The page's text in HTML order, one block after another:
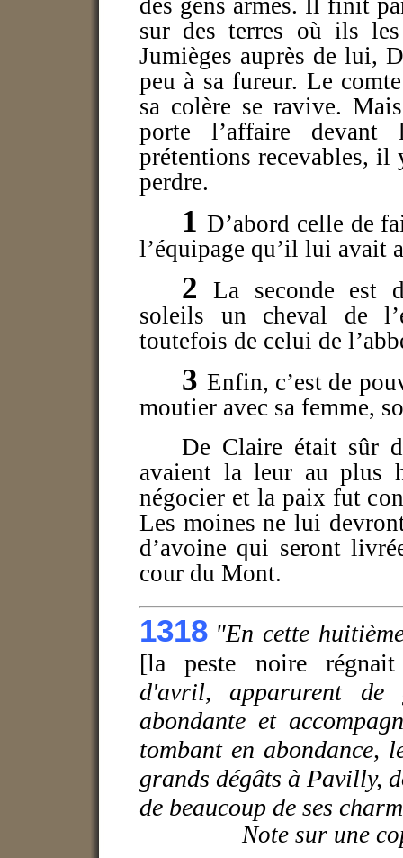
des gens armés. Il finit
sur des terres où ils
Jumièges auprès de lui,
peu à sa fureur. Le
sa colère se ravive.
porte l’affaire
prétentions recevables,
perdre.
1D’abord celle de
l’équipage qu’il lui avait
2
La seconde est
soleils un cheval de
toutefois de celui de
3 Enfin, c’est de
moutier avec sa femme,
De Claire était sûr
avaient la leur au plus
négocier et la paix fut
Les moines ne lui
d’avoine qui seront
cour du Mont.
1318 "En cette
[la peste noire
d'avril, apparurent de
abondante et
tombant en abondance,
grands dégâts à Pavilly,
de beaucoup de ses
Note sur une